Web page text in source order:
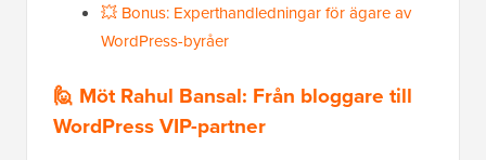
💥 Bonus: Experthandledningar för ägare av
WordPress-byråer
🙋 Möt Rahul Bansal: Från bloggare till
WordPress VIP-partner